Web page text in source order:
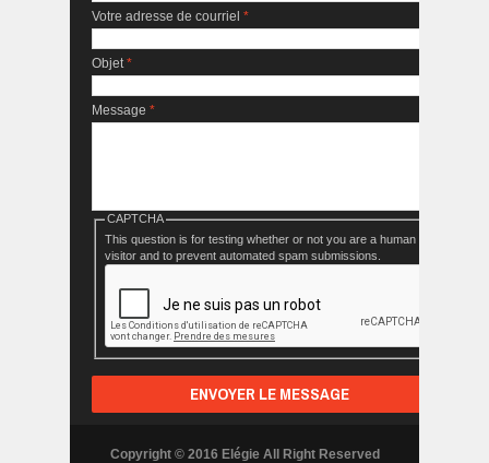
Votre adresse de courriel *
Objet*
Message *
CAPTCHA
This question is for testing whether or not you are a human
visitor and to prevent automated spam submissions.
Copyright © 2016 Elégie All Right Reserved